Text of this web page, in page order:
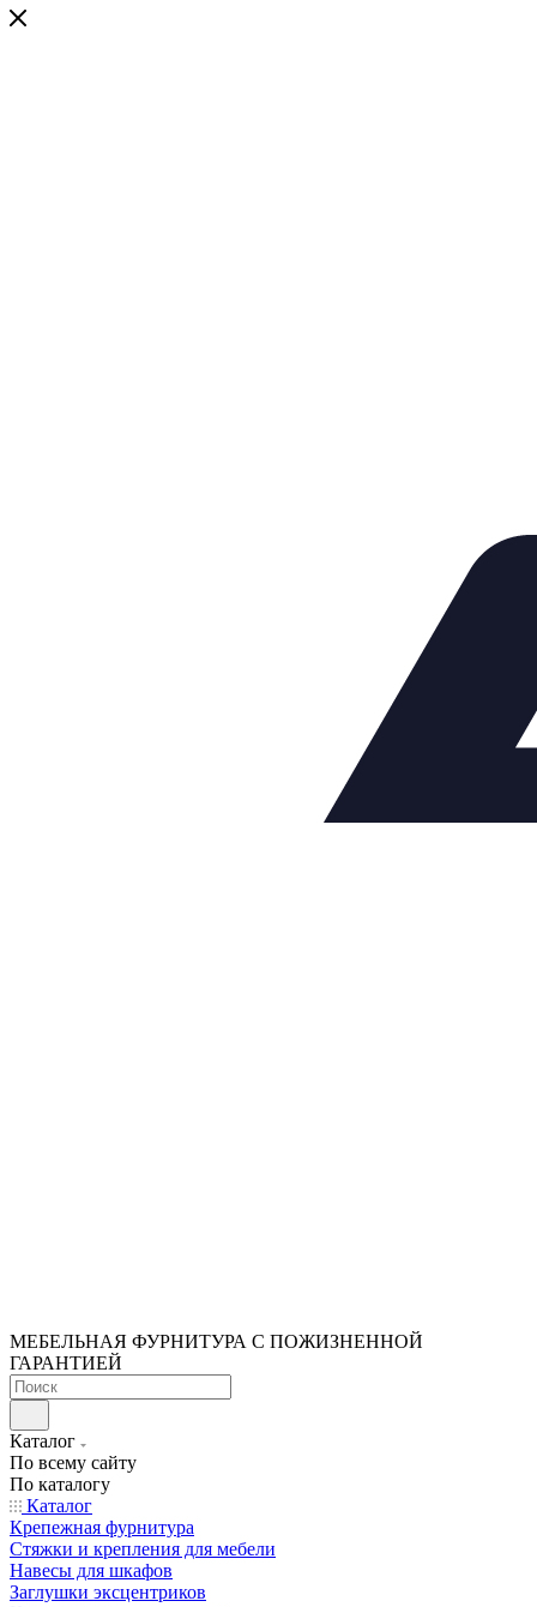
МЕБЕЛЬНАЯ ФУРНИТУРА С ПОЖИЗНЕННОЙ
ГАРАНТИЕЙ
Каталог
По всему сайту
По каталогу
Каталог
Крепежная фурнитура
Стяжки и крепления для мебели
Навесы для шкафов
Заглушки эксцентриков